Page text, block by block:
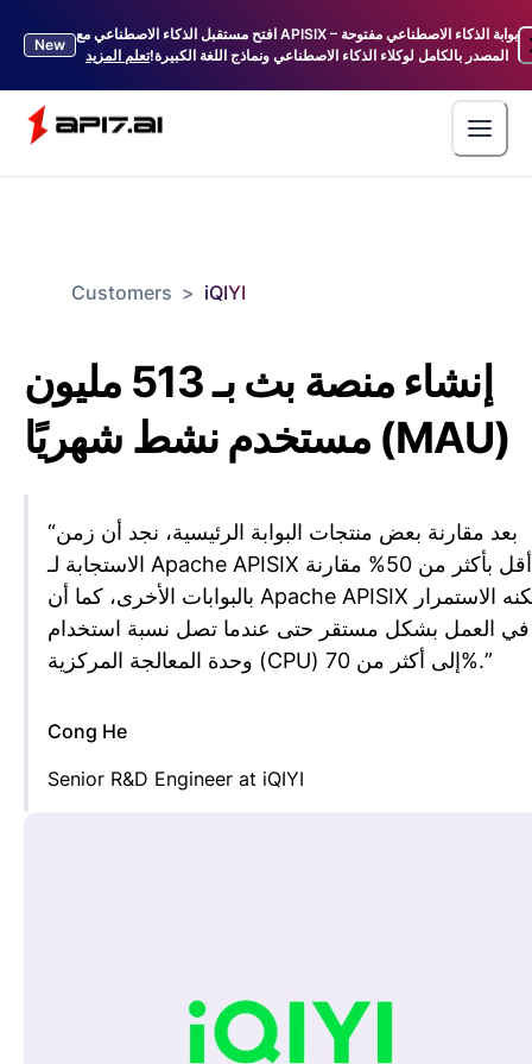
New
افتح مستقبل الذكاء الاصطناعي مع APISIX – بوابة الذكاء الاصطناعي مفتوحة
المصدر بالكامل لوكلاء الذكاء الاصطناعي ونماذج اللغة الكبيرة!تعلم المزيد
Customers > iQIYI
إنشاء منصة بث بـ 513 مليون
مستخدم نشط شهريًا (MAU)
“بعد مقارنة بعض منتجات البوابة الرئيسية، نجد أن زمن
الاستجابة لـ Apache APISIX أقل بأكثر من 50% مقارنة
بالبوابات الأخرى، كما أن Apache APISIX يمكنه الاستمرار
في العمل بشكل مستقر حتى عندما تصل نسبة استخدام
وحدة المعالجة المركزية (CPU) إلى أكثر من 70%.”
Cong He
Senior R&D Engineer at iQIYI